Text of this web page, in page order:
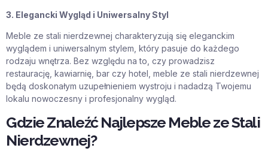
3. Elegancki Wygląd i Uniwersalny Styl
Meble ze stali nierdzewnej charakteryzują się eleganckim
wyglądem i uniwersalnym stylem, który pasuje do każdego
rodzaju wnętrza. Bez względu na to, czy prowadzisz
restaurację, kawiarnię, bar czy hotel, meble ze stali nierdzewnej
będą doskonałym uzupełnieniem wystroju i nadadzą Twojemu
lokalu nowoczesny i profesjonalny wygląd.
Gdzie Znaleźć Najlepsze Meble ze Stali
Nierdzewnej?